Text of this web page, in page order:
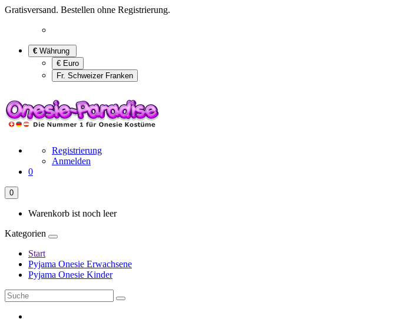
Gratisversand. Bestellen ohne Registrierung.
€ Währung
€ Euro
Fr. Schweizer Franken
Registrierung
Anmelden
0
0
Warenkorb ist noch leer
Kategorien
Start
Pyjama Onesie Erwachsene
Pyjama Onesie Kinder